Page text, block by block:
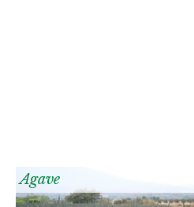
Agave